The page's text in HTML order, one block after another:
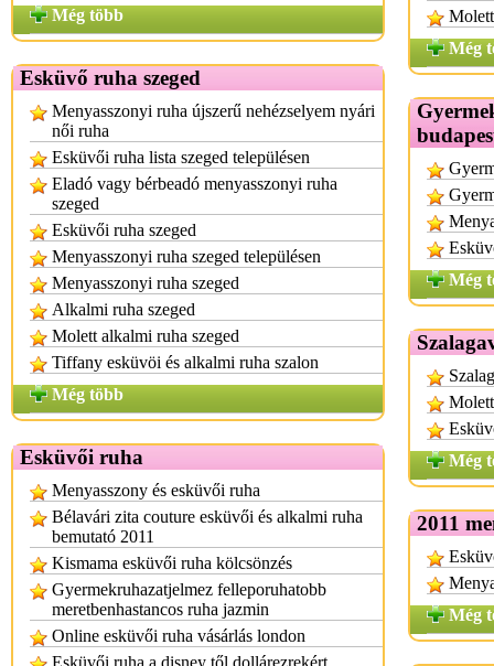
Még több
Esküvő ruha szeged
Menyasszonyi ruha újszerű nehézselyem nyári
női ruha
Esküvői ruha lista szeged településen
Eladó vagy bérbeadó menyasszonyi ruha
szeged
Esküvői ruha szeged
Menyasszonyi ruha szeged településen
Menyasszonyi ruha szeged
Alkalmi ruha szeged
Molett alkalmi ruha szeged
Tiffany esküvöi és alkalmi ruha szalon
Még több
Esküvői ruha
Menyasszony és esküvői ruha
Bélavári zita couture esküvői és alkalmi ruha
bemutató 2011
Kismama esküvői ruha kölcsönzés
Gyermekruhazatjelmez felleporuhatobb
meretbenhastancos ruha jazmin
Online esküvői ruha vásárlás london
Esküvői ruha a disney től dollárezrekért
Még
Még
Még
2011
Még